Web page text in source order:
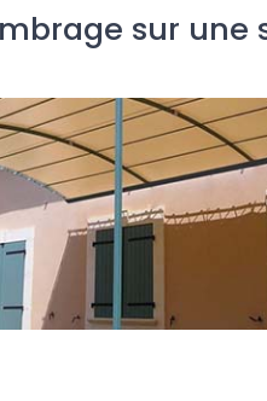
sur